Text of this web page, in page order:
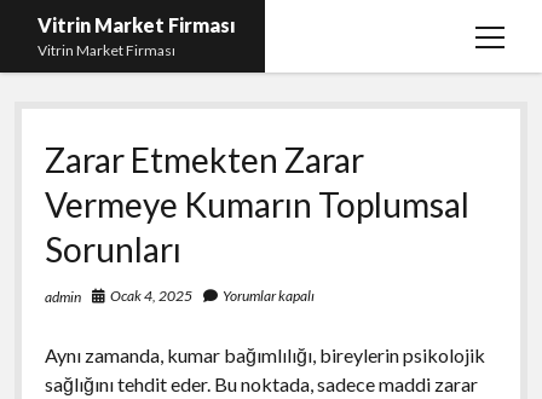
Vitrin Market Firması
Vitrin Market Firması
menüyü
En İyi Tumblr Takipçi Hilesi
iPhone için Instagram Gizli Hesap Görme
Liste
Reels Beğeni Yükleme Hilesi
Retweet Atma Hilesi Bedava
Zarar Etmekten Zarar
Vermeye Kumarın Toplumsal
Sorunları
admin Ocak 4, 2025 Yorumlar kapalı
Aynı zamanda, kumar bağımlılığı, bireylerin psikolojik
sağlığını tehdit eder. Bu noktada, sadece maddi zarar